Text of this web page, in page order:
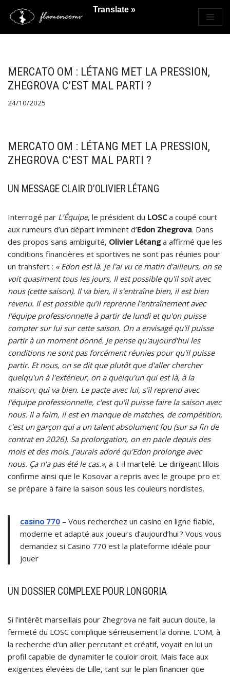
Saltar
MERCATO OM : LÉTANG MET LA PRESSION,
ZHEGROVA C’EST MAL PARTI ?
24/10/2025
MERCATO OM : LÉTANG MET LA PRESSION,
ZHEGROVA C’EST MAL PARTI ?
UN MESSAGE CLAIR D’OLIVIER LÉTANG
Interrogé par L’Équipe, le président du LOSCa coupé court
aux rumeurs d’un départ imminent d’Edon Zhegrova. Dans
des propos sans ambiguïté, Olivier Létanga affirmé que les
conditions financières et sportives ne sont pas réunies pour
un transfert : « Edon est là. Je l'ai vu ce matin d'ailleurs, on se
voit quasiment tous les jours, Il est possible qu'il soit avec
nous (cette saison). Il va bien, il s'entraîne bien, il est bien
revenu. Il est possible qu'il reprenne l'entraînement avec
l'équipe professionnelle à partir de lundi et qu'on puisse
compter sur lui sur cette saison. On a envisagé qu'il puisse
partir à un moment donné. Je pense qu'aujourd'hui les
conditions ne sont pas forcément réunies pour qu'il puisse
partir. Et nous, on se dit que plutôt que d'aller chercher
quelqu'un à l'extérieur, on a quelqu'un qui est là, à la
maison, qui va bien. Le pacte avec lui, s'il reprend avec
l'équipe professionnelle, c'est qu'il puisse faire la saison avec
nous. Il a faim, il est en manque de matches, de compétition,
c'est un garçon qui a un talent absolument fou (sur sa fin de
contrat en 2026). Sa prolongation, on en parle depuis des
mois et des mois. J'aurais adoré qu'Edon prolonge avec
nous. Ça n'a pas été le cas.», a-t-il martelé. Le dirigeant lillois
confirme ainsi que le Kosovar a repris avec le groupe pro et
se prépare à faire la saison sous les couleurs nordistes.
casino 770 – Vous recherchez un casino en ligne fiable,
moderne et adapté aux joueurs d’aujourd’hui ? Vous vous
demandez si Casino 770 est la plateforme idéale pour
jouer
UN DOSSIER COMPLEXE POUR LONGORIA
Si l’intérêt marseillais pour Zhegrova ne fait aucun doute, la
fermeté du LOSC complique sérieusement la donne. L’OM, à
la recherche d’un ailier percutant et créatif, voyait en lui un
profil capable de dynamiter le couloir droit. Mais face aux
exigences élevées de Lille, tant sur le plan financier que
Translate »